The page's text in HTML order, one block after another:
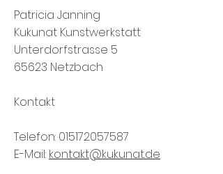
Patricia Janning
Kukunat Kunstwerkstatt
Unterdorfstrasse 5
65623 Netzbach
Kontakt
Telefon: 015172057587
E-Mail: kontakt@kukunat.de